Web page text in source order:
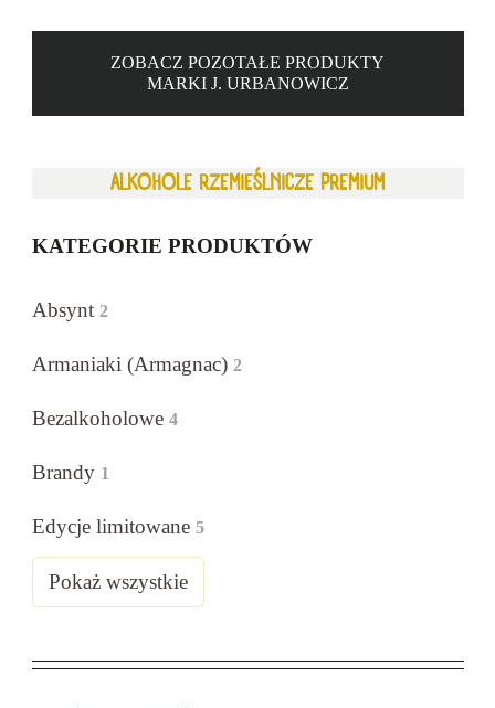
ZOBACZ POZOTAŁE PRODUKTY
MARKI J. URBANOWICZ
ALKOHOLE RZEMIEŚLNICZE PREMIUM
KATEGORIE PRODUKTÓW
Absynt 2
Armaniaki (Armagnac) 2
Bezalkoholowe 4
Brandy 1
Edycje limitowane 5
Pokaż wszystkie